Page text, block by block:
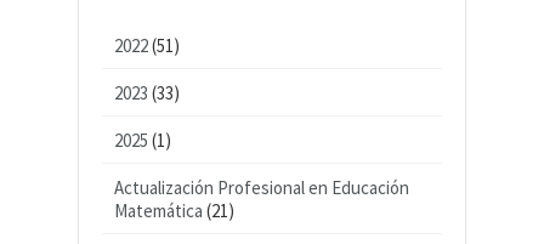
2022(51)
2023 (33)
2025 (1)
Actualización Profesional en Educación
Matemática (21)